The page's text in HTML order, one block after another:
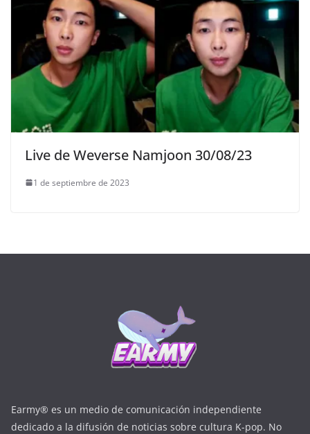
Live de Weverse Namjoon 30/08/23
1 de septiembre de 2023
Earmy® es un medio de comunicación independiente
dedicado a la difusión de noticias sobre cultura K-pop. No